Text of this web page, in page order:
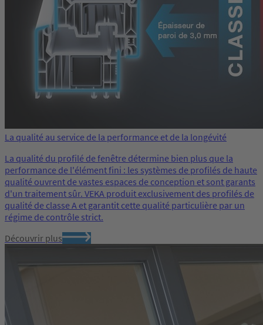
La qualité au service de la performance et de la longévité
La qualité du profilé de fenêtre détermine bien plus que la
performance de l'élément fini : les systèmes de profilés de haute
qualité ouvrent de vastes espaces de conception et sont garants
d'un traitement sûr. VEKA produit exclusivement des profilés de
qualité de classe A et garantit cette qualité particulière par un
régime de contrôle strict.
Découvrir plus